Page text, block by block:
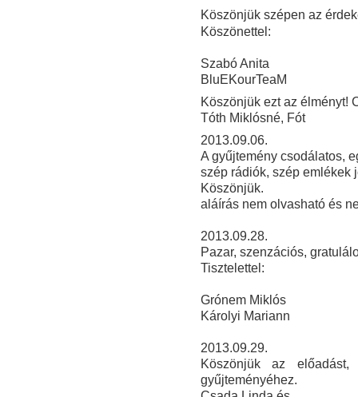
Köszönjük szépen az
Köszönettel:
Szabó Anita
BluEKourTeaM
Köszönjük ezt az élményt!
Tóth Miklósné, Fót
2013.09.06.
A gyűjtemény csodálatos,
szép rádiók, szép emlékek
Köszönjük.
aláírás nem olvasható és
2013.09.28.
Pazar, szenzációs,
Tisztelettel:
Grónem Miklós
Károlyi Mariann
2013.09.29.
Köszönjük az
gyűjteményéhez.